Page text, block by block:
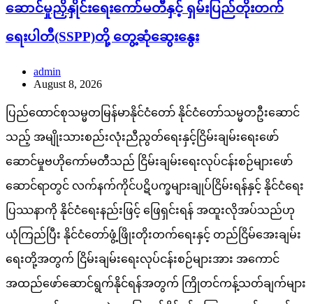
ဆောင်မှုညှိနှိုင်းရေးကော်မတီနှင့် ရှမ်းပြည်တိုးတက်
ရေးပါတီ(SSPP)တို့ တွေ့ဆုံဆွေးနွေး
admin
August 8, 2026
ပြည်ထောင်စုသမ္မတမြန်မာနိုင်ငံတော် နိုင်ငံတော်သမ္မတဦးဆောင်
သည့် အမျိုးသားစည်းလုံးညီညွတ်ရေးနှင့်ငြိမ်းချမ်းရေးဖော်
ဆောင်မှုဗဟိုကော်မတီသည် ငြိမ်းချမ်းရေးလုပ်ငန်းစဉ်များဖော်
ဆောင်ရာတွင် လက်နက်ကိုင်ပဋိပက္ခများချုပ်ငြိမ်းရန်နှင့် နိုင်ငံရေး
ပြဿနာကို နိုင်ငံရေးနည်းဖြင့် ဖြေရှင်းရန် အထူးလိုအပ်သည်ဟု
ယုံကြည်ပြီး နိုင်ငံတော်ဖွံ့ဖြိုးတိုးတက်ရေးနှင့် တည်ငြိမ်အေးချမ်း
ရေးတို့အတွက် ငြိမ်းချမ်းရေးလုပ်ငန်းစဉ်များအား အကောင်
အထည်ဖော်ဆောင်ရွက်နိုင်ရန်အတွက် ကြိုတင်ကန့်သတ်ချက်များ